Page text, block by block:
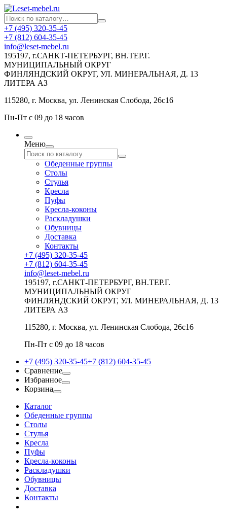
+7 (495) 320-35-45
+7 (812) 604-35-45
info@leset-mebel.ru
195197, г.САНКТ-ПЕТЕРБУРГ, ВН.ТЕР.Г.
МУНИЦИПАЛЬНЫЙ ОКРУГ
ФИНЛЯНДСКИЙ ОКРУГ, УЛ. МИНЕРАЛЬНАЯ, Д. 13
ЛИТЕРА АЗ
115280, г. Москва, ул. Ленинская Слобода, 26с16
Пн-Пт с 09 до 18 часов
Меню
Обеденные группы
Столы
Стулья
Кресла
Пуфы
Кресла-коконы
Раскладушки
Обувницы
Доставка
Контакты
+7 (495) 320-35-45
+7 (812) 604-35-45
info@leset-mebel.ru
195197, г.САНКТ-ПЕТЕРБУРГ, ВН.ТЕР.Г.
МУНИЦИПАЛЬНЫЙ ОКРУГ
ФИНЛЯНДСКИЙ ОКРУГ, УЛ. МИНЕРАЛЬНАЯ, Д. 13
ЛИТЕРА АЗ
115280, г. Москва, ул. Ленинская Слобода, 26с16
Пн-Пт с 09 до 18 часов
+7 (495) 320-35-45+7 (812) 604-35-45
Сравнение
Избранное
Корзина
Каталог
Обеденные группы
Столы
Стулья
Кресла
Пуфы
Кресла-коконы
Раскладушки
Обувницы
Доставка
Контакты